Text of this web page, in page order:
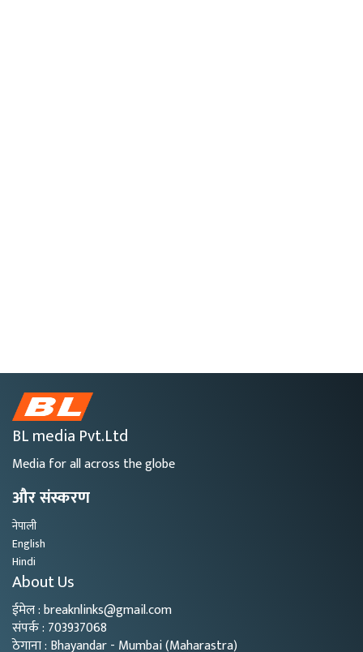
BL media Pvt.Ltd
Media for all across the globe
और संस्करण
नेपाली
English
Hindi
About Us
ईमेल : breaknlinks@gmail.com
संपर्क : 703937068
ठेगाना : Bhayandar - Mumbai (Maharastra)